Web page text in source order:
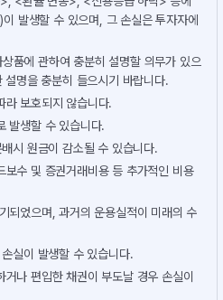
발생할 수 있으며, 그 손실은 투자자에
품에 관하여 충분히 설명할 의무가 있으
명을 충분히 들으시기 바랍니다.
라 보호되지 않습니다.
발생할 수 있습니다.
시 원금이 감소될 수 있습니다.
보수 및 증권거래비용 등 추가적인 비용
되었으며, 과거의 운용실적이 미래의 수
실이 발생할 수 있습니다.
나 편입한 채권이 부도날 경우 손실이